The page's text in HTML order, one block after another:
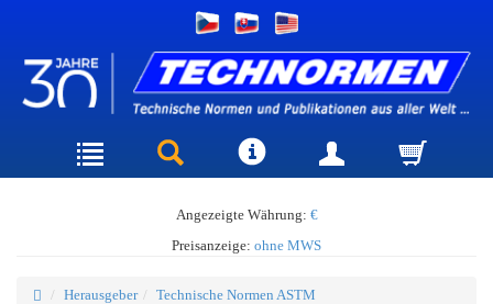
Angezeigte Währung: €
Preisanzeige: ohne MWS
Herausgeber
Technische Normen ASTM